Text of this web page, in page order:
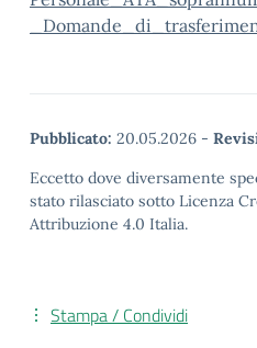
Pubblicato: 20.05.2026 -
Eccetto dove diversamente
stato rilasciato sotto Licenza
Attribuzione 4.0 Italia.
Stampa / Condividi